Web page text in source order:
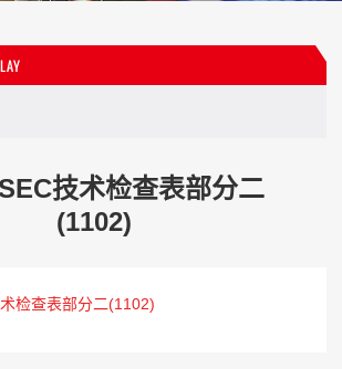
技术检查表部分二
(1102)
检查表部分二(1102)